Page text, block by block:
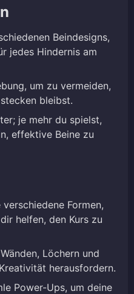
Beindesigns,
jedes Hindernis am
um zu vermeiden,
bleibst.
je mehr du spielst,
effektive Beine zu
verschiedene Formen,
helfen, den Kurs zu
Löchern und
herausfordern.
Power-Ups, um deine